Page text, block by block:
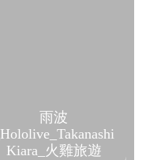
雨波
_Hololive_Takanashi
Kiara_火雞旅遊